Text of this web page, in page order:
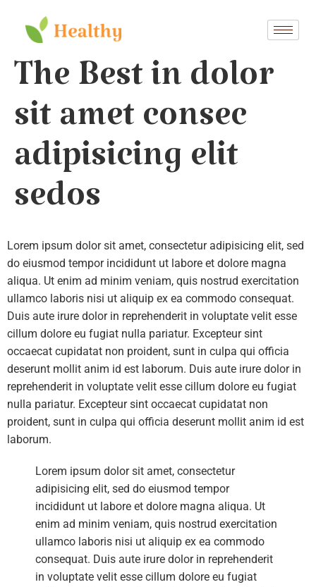
The Best in dolor
sit amet consec
adipisicing elit
sedos
Lorem ipsum dolor sit amet, consectetur adipisicing elit, sed
do eiusmod tempor incididunt ut labore et dolore magna
aliqua. Ut enim ad minim veniam, quis nostrud exercitation
ullamco laboris nisi ut aliquip ex ea commodo consequat.
Duis aute irure dolor in reprehenderit in voluptate velit esse
cillum dolore eu fugiat nulla pariatur. Excepteur sint
occaecat cupidatat non proident, sunt in culpa qui officia
deserunt mollit anim id est laborum. Duis aute irure dolor in
reprehenderit in voluptate velit esse cillum dolore eu fugiat
nulla pariatur. Excepteur sint occaecat cupidatat non
proident, sunt in culpa qui officia deserunt mollit anim id est
laborum.
Lorem ipsum dolor sit amet, consectetur
adipisicing elit, sed do eiusmod tempor
incididunt ut labore et dolore magna aliqua. Ut
enim ad minim veniam, quis nostrud exercitation
ullamco laboris nisi ut aliquip ex ea commodo
consequat. Duis aute irure dolor in reprehenderit
in voluptate velit esse cillum dolore eu fugiat